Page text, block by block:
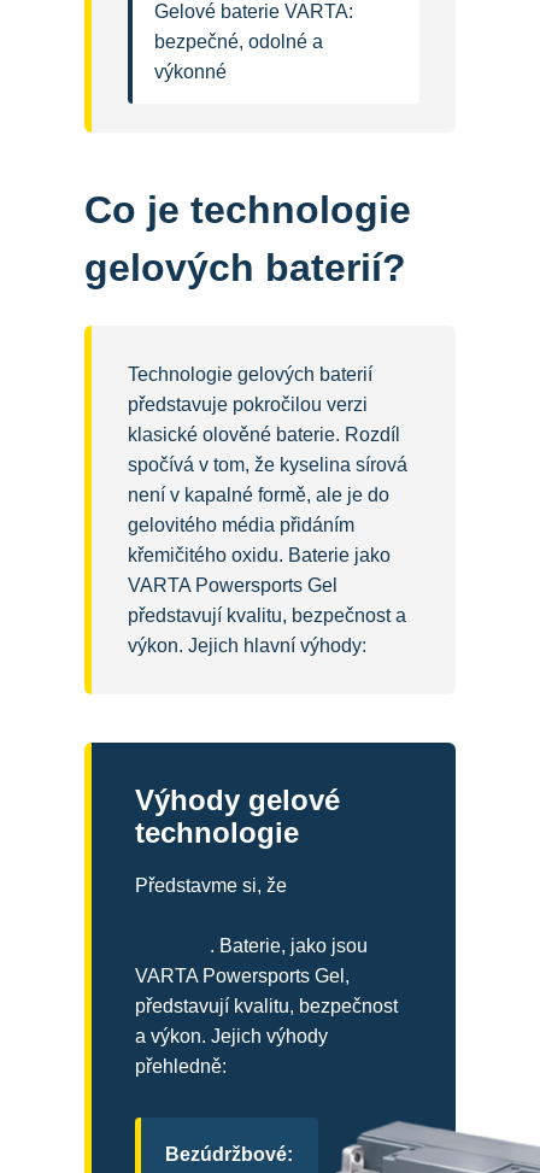
Gelové baterie VARTA:
bezpečné, odolné a
výkonné
Co je technologie
gelových baterií?
Technologie gelových baterií
představuje pokročilou verzi
klasické olověné baterie. Rozdíl
spočívá v tom, že kyselina sírová
není v kapalné formě, ale je do
gelovitého média přidáním
křemičitého oxidu. Baterie jako
VARTA Powersports Gel
představují kvalitu, bezpečnost a
výkon. Jejich hlavní výhody:
Výhody gelové
technologie
Představme si, že
. Baterie, jako jsou
VARTA Powersports Gel,
představují kvalitu, bezpečnost
a výkon. Jejich výhody
přehledně:
Bezúdržbové: